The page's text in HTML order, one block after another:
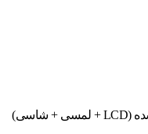
راهنمای تعویض ال سی دی کامل مونتاژ شده (LCD + لمسی + شاسی)